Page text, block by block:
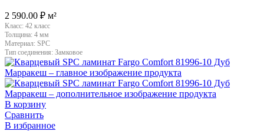
2 590.00 ₽ м²
Класс: 42 класс
Толщина: 4 мм
Материал: SPC
Тип соединения: Замковое
В корзину
Сравнить
В избранное